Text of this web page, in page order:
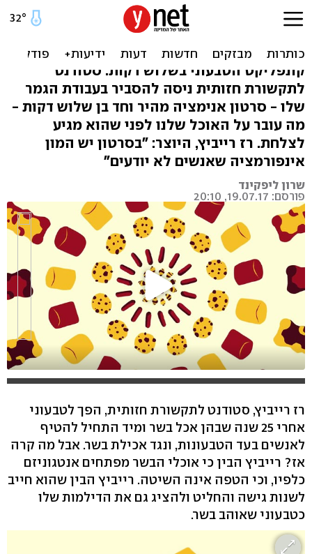
הסרטון שישכנע אתכם להיות
קונפליקט הטבעוני בשלוש דקות: סטודנט
לתקשורת חזותית ניסה להסביר בעבודת הגמר
שלו - סרטון אנימציה מהיר וחד בן שלוש דקות -
מה עובר על האוכל שלנו לפני שהוא מגיע
לצלחת. רז רייביץ, היוצר: "בסרטון יש המון
אינפורמציה שאנשים לא יודעים"
שרון ליפקינד
פורסם: 19.07.17, 20:10
רז רייביץ, סטודנט לתקשורת חזותית, הפך לטבעוני
אחרי 25 שנה שבהן אכל בשר ומיד התחיל להטיף
לאנשים בעד הטבעונות, ונגד אכילת בשר. אבל מה קרה
אז? רייביץ הבין כי אוכלי הבשר מפתחים אנטגוניזם
כלפיו, וכי הטפה אינה השיטה. רייביץ הבין שהוא חייב
לשנות גישה והחליט ולהציג גם את הדילמות שלו
כטבעוני שאוהב בשר.